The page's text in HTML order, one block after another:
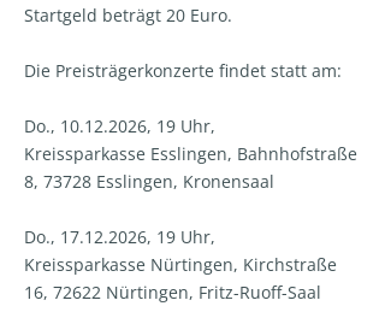
Startgeld beträgt 20 Euro.
Die Preisträgerkonzerte findet statt am:
Do., 10.12.2026, 19 Uhr,
Kreissparkasse Esslingen, Bahnhofstraße
8, 73728 Esslingen, Kronensaal
Do., 17.12.2026, 19 Uhr,
Kreissparkasse Nürtingen, Kirchstraße
16, 72622 Nürtingen, Fritz-Ruoff-Saal